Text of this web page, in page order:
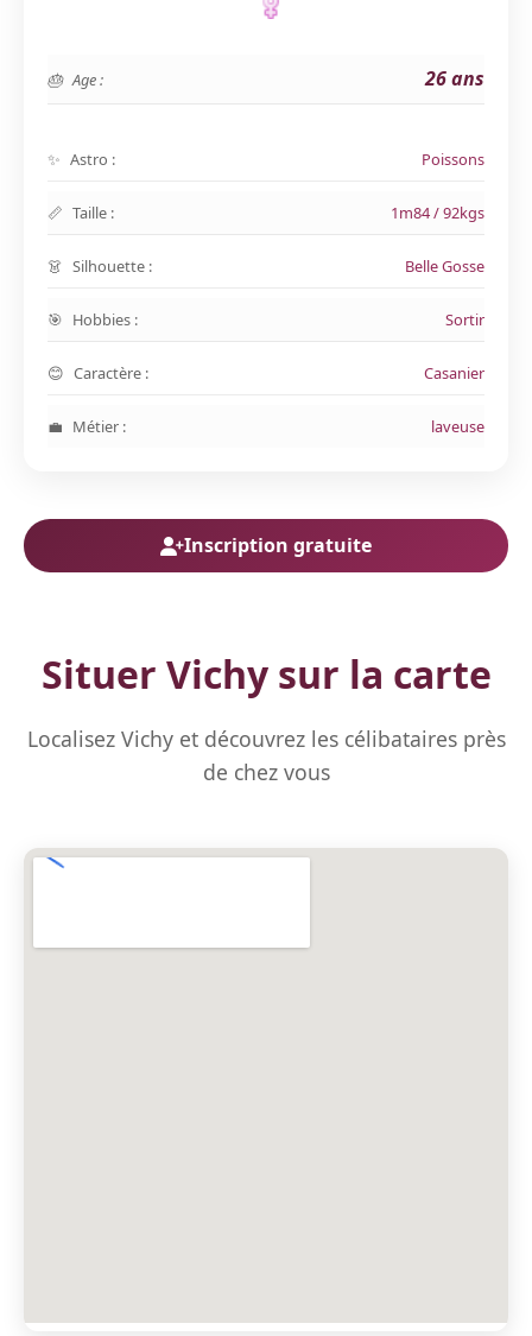
Age : 26 ans
Astro : Poissons
Taille : 1m84 / 92kgs
Silhouette : Belle Gosse
Hobbies : Sortir
Caractère : Casanier
Métier : laveuse
Inscription gratuite
Situer Vichy sur la carte
Localisez Vichy et découvrez les célibataires près
de chez vous